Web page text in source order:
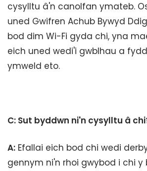
cysylltu â'n canolfan ymateb.
uned Gwifren Achub Bywyd
bod dim Wi-Fi gyda chi, yna
eich uned wedi'i gwblhau a
ymweld eto.
C: Sut byddwn ni'n cysylltu â
A: Efallai eich bod chi wedi
gennym ni'n rhoi gwybod i chi y